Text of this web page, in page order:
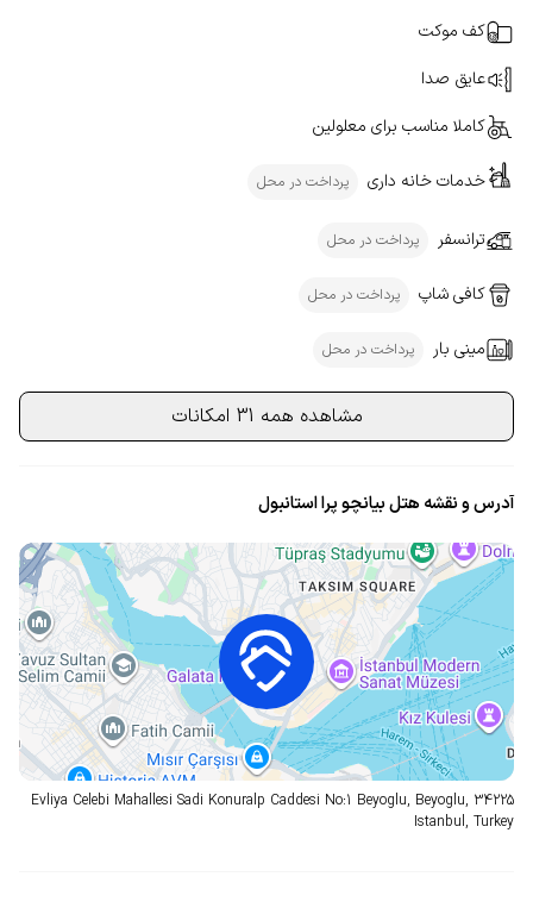
کف موکت
عایق صدا
کاملا مناسب برای معلولین
خدمات خانه داری پرداخت در محل
ترانسفر پرداخت در محل
کافی شاپ پرداخت در محل
مینی بار پرداخت در محل
مشاهده همه 31 امکانات
آدرس و نقشه هتل بیانچو پرا استانبول
Evliya Celebi Mahallesi Sadi Konuralp Caddesi No:1 Beyoglu, Beyoglu, 34225
Istanbul, Turkey